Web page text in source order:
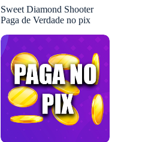
Sweet Diamond Shooter
Paga de Verdade no pix